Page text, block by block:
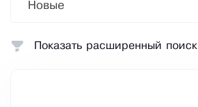
Новые
Показать расширенный поиск